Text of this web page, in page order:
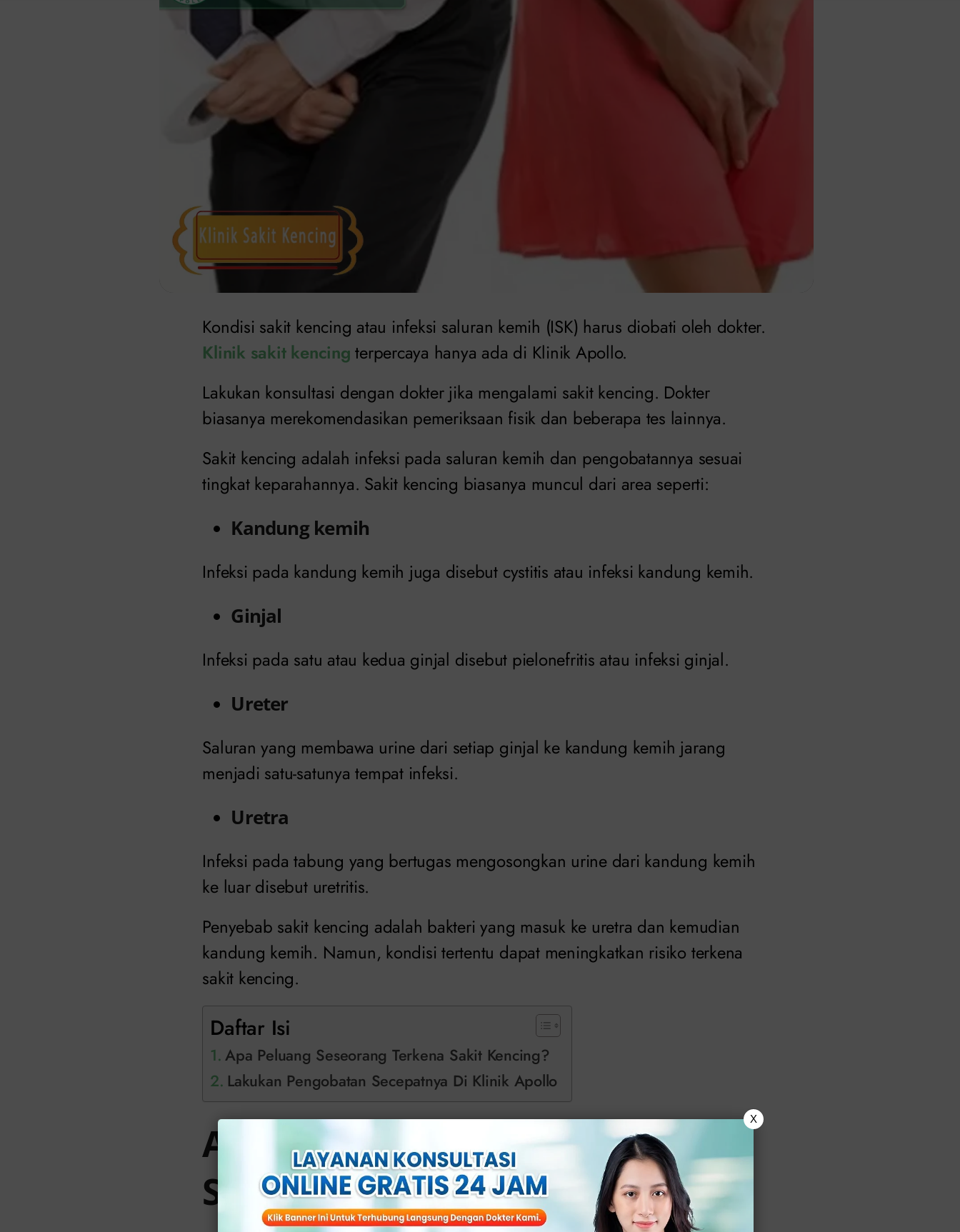
Kondisi sakit kencing atau infeksi saluran kemih (ISK) harus diobati oleh dokter.
Klinik sakit kencing terpercaya hanya ada di Klinik Apollo.
Lakukan konsultasi dengan dokter jika mengalami sakit kencing. Dokter
biasanya merekomendasikan pemeriksaan fisik dan beberapa tes lainnya.
Sakit kencing adalah infeksi pada saluran kemih dan pengobatannya sesuai
tingkat keparahannya. Sakit kencing biasanya muncul dari area seperti:
Kandung kemih
Infeksi pada kandung kemih juga disebut cystitis atau infeksi kandung kemih.
Ginjal
Infeksi pada satu atau kedua ginjal disebut pielonefritis atau infeksi ginjal.
Ureter
Saluran yang membawa urine dari setiap ginjal ke kandung kemih jarang
menjadi satu-satunya tempat infeksi.
Uretra
Infeksi pada tabung yang bertugas mengosongkan urine dari kandung kemih
ke luar disebut uretritis.
Penyebab sakit kencing adalah bakteri yang masuk ke uretra dan kemudian
kandung kemih. Namun, kondisi tertentu dapat meningkatkan risiko terkena
sakit kencing.
Daftar Isi
Apa Peluang Seseorang Terkena Sakit Kencing?
Lakukan Pengobatan Secepatnya Di Klinik Apollo
Apa Peluang Seseorang Terkena
Sakit Kencing?
X